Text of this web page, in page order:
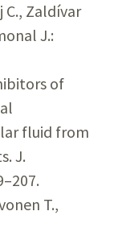
C., Zaldívar
J.:
of
fluid from
J.
T.,